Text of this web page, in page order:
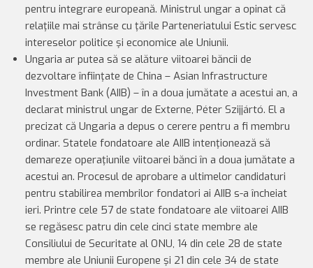
pentru integrare europeană. Ministrul ungar a opinat că
relaţiile mai strânse cu ţările Parteneriatului Estic servesc
intereselor politice şi economice ale Uniunii.
Ungaria ar putea să se alăture viitoarei băncii de
dezvoltare înfiinţate de China – Asian Infrastructure
Investment Bank (AIIB) – în a doua jumătate a acestui an, a
declarat ministrul ungar de Externe, Péter Szijjártó. El a
precizat că Ungaria a depus o cerere pentru a fi membru
ordinar. Statele fondatoare ale AIIB intenţionează să
demareze operaţiunile viitoarei bănci în a doua jumătate a
acestui an. Procesul de aprobare a ultimelor candidaturi
pentru stabilirea membrilor fondatori ai AIIB s-a încheiat
ieri. Printre cele 57 de state fondatoare ale viitoarei AIIB
se regăsesc patru din cele cinci state membre ale
Consiliului de Securitate al ONU, 14 din cele 28 de state
membre ale Uniunii Europene şi 21 din cele 34 de state